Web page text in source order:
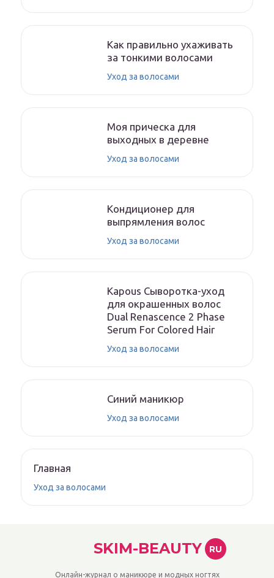
Как правильно ухаживать
за тонкими волосами
Уход за волосами
Моя прическа для
выходных в деревне
Уход за волосами
Кондиционер для
выпрямления волос
Уход за волосами
Kapous Сыворотка-уход
для окрашенных волос
Dual Renascence 2 Phase
Serum For Colored Hair
Уход за волосами
Синий маникюр
Уход за волосами
Главная
Уход за волосами
SKIM-BEAUTY RU
Онлайн-журнал о маникюре и модных ногтях